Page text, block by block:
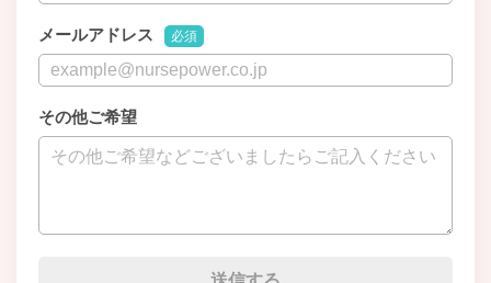
メールアドレス 必須
その他ご希望